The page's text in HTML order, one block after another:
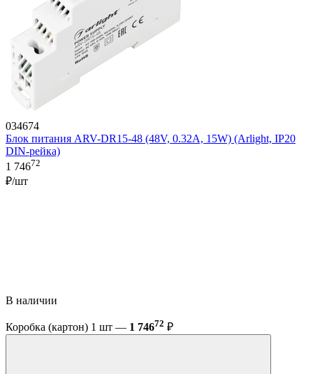
034674
Блок питания ARV-DR15-48 (48V, 0.32A, 15W) (Arlight, IP20
DIN-рейка)
1 74672
₽/шт
В наличии
Коробка (картон) 1 шт — 1 74672 ₽